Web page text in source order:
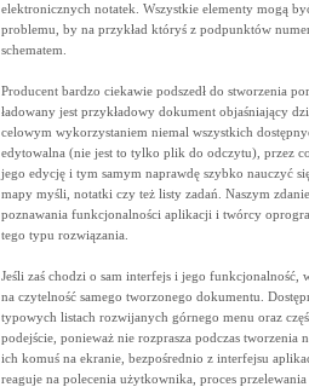
elektronicznych notatek. Wszystkie elementy mogą
problemu, by na przykład któryś z podpunktów
schematem.
Producent bardzo ciekawie podszedł do stworzenia
ładowany jest przykładowy dokument objaśniający
celowym wykorzystaniem niemal wszystkich
edytowalna (nie jest to tylko plik do odczytu), przez
jego edycję i tym samym naprawdę szybko nauczyć
mapy myśli, notatki czy też listy zadań. Naszym
poznawania funkcjonalności aplikacji i twórcy
tego typu rozwiązania.
Jeśli zaś chodzi o sam interfejs i jego funkcjonalność,
na czytelność samego tworzonego dokumentu.
typowych listach rozwijanych górnego menu oraz
podejście, ponieważ nie rozprasza podczas tworzenia
ich komuś na ekranie, bezpośrednio z interfejsu
reaguje na polecenia użytkownika, proces